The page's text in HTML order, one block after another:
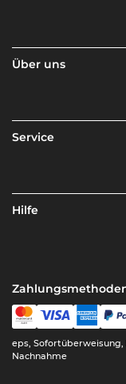
Über uns
Service
Hilfe
eps, Sofortüberweisung,
Nachnahme